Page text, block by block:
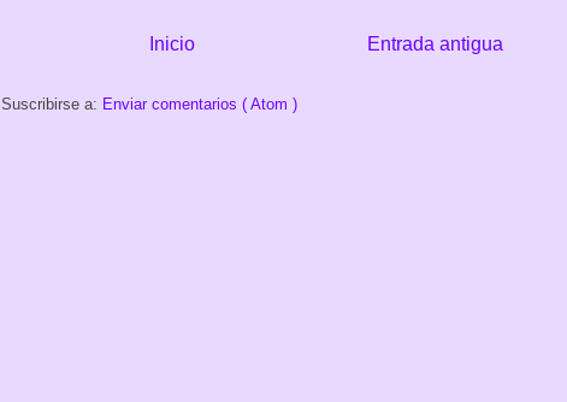
Entrada antigua
Inicio
Suscribirse a: Enviar comentarios ( Atom )